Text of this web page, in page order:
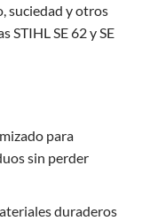
suciedad y otros
STIHL SE 62 y SE
para
sin perder
duraderos